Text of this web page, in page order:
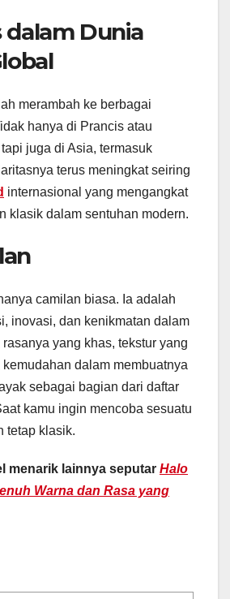
Dunia
merambah ke berbagai
hanya di Prancis atau
juga di Asia, termasuk
terus meningkat seiring
internasional yang mengangkat
klasik dalam sentuhan modern.
camilan biasa. Ia adalah
inovasi, dan kenikmatan dalam
yang khas, tekstur yang
dalam membuatnya
sebagai bagian dari daftar
kamu ingin mencoba sesuatu
tetap klasik.
menarik lainnya seputar Halo
Warna dan Rasa yang